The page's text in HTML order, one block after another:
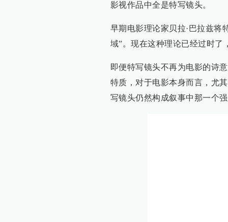
影视作品中全是特写镜头。
早期电影理论家贝拉·巴拉兹将
域”。现在这种理论已经过时了
即便特写镜头不再为电影的诗
特质，对于电影本身而言，尤
写镜头仍然构成叙事中那一个